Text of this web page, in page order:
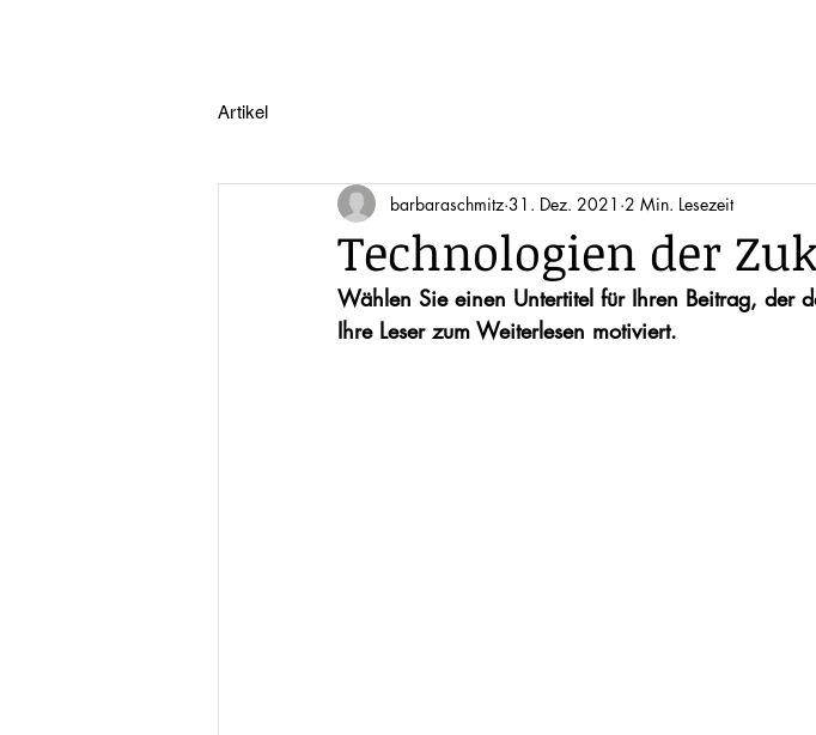
Artikel
Technologien der
barbaraschmitz 31. Dez. 2021 2 Min. Lesezeit
Wählen Sie einen Untertitel für Ihren Beitrag, der
Ihre Leser zum Weiterlesen motiviert.